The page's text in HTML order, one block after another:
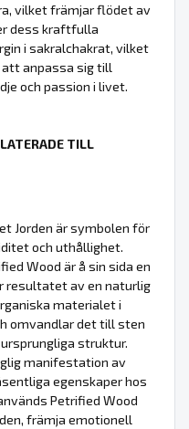
vilket främjar flödet av
dess kraftfulla
i sakralchakrat, vilket
anpassa sig till
och passion i livet.
TILL
Jorden är symbolen för
och uthållighet.
Wood är å sin sida en
resultatet av en naturlig
materialet i
omvandlar det till sten
struktur.
manifestation av
egenskaper hos
Petrified Wood
främja emotionell